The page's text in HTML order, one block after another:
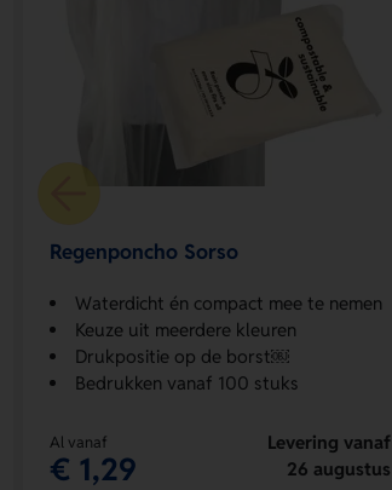
Regenponcho Sorso
Waterdicht én compact mee te nemen
Keuze uit meerdere kleuren
Drukpositie op de borst￼
Bedrukken vanaf 100 stuks
Al vanaf
€ 1,29
Levering vanaf
26 augustus